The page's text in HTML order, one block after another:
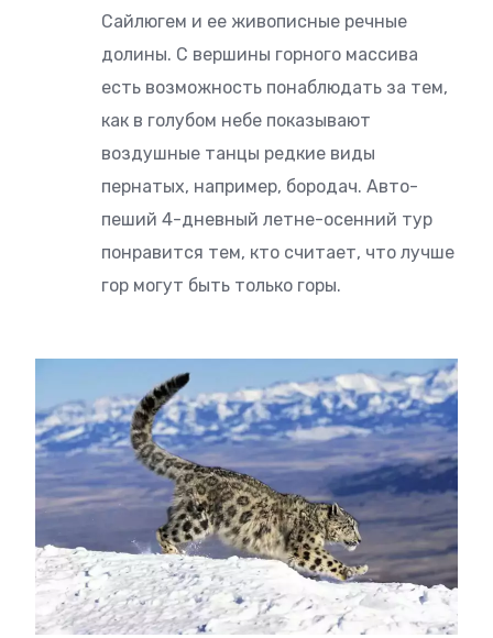
Сайлюгем и ее живописные речные
долины. С вершины горного массива
есть возможность понаблюдать за тем,
как в голубом небе показывают
воздушные танцы редкие виды
пернатых, например, бородач. Авто-
пеший 4-дневный летне-осенний тур
понравится тем, кто считает, что лучше
гор могут быть только горы.